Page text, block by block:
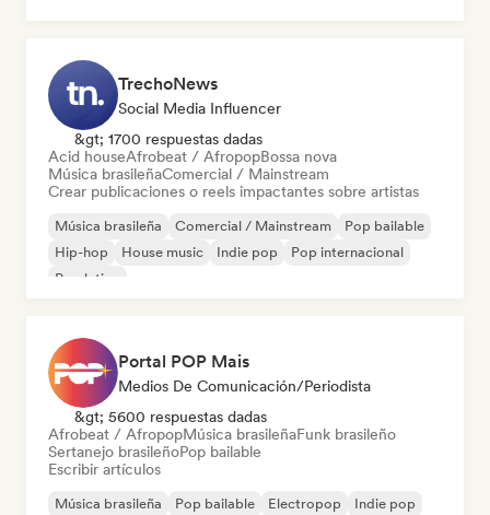
TrechoNews
Social Media Influencer
&gt; 1700 respuestas dadas
Acid houseAfrobeat / AfropopBossa nova
Música brasileñaComercial / Mainstream
Crear publicaciones o reels impactantes sobre artistas
Música brasileña Comercial / Mainstream
Pop bailable
Hip-hop
House music Indie pop
Pop internacional
Pop latino
Portal POP Mais
Medios De Comunicación/Periodista
&gt; 5600 respuestas dadas
Afrobeat / AfropopMúsica brasileñaFunk brasileño
Sertanejo brasileñoPop bailable
Escribir artículos
Música brasileña Pop bailable Electropop
Indie pop